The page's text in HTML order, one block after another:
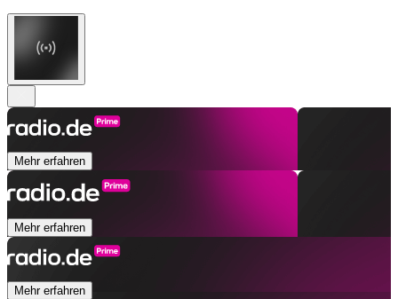
Mehr erfahren
Mehr erfahren
Mehr erfahren